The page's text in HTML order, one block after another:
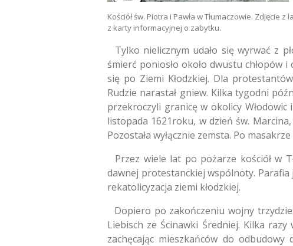
Kościół św. Piotra i Pawła w Tłumaczowie. Zdjęcie z
z karty informacyjnej o zabytku.
Tylko nielicznym udało się wyrwać z
śmierć poniosło około dwustu chłopów i
się po Ziemi Kłodzkiej. Dla
Rudzie narastał gniew. Kilka tygodni
przekroczyli granicę w okolicy
listopada 1621roku, w dzień św.
Pozostała wyłącznie zemsta. Po
Przez wiele lat po pożarze kościół w
dawnej protestanckiej wspólnoty. Parafia
rekatolicyzacja ziemi kłodzkiej.
Dopiero po zakończeniu wojny
Liebisch ze Ścinawki Średniej. Kilka razy
zachęcając mieszkańców do